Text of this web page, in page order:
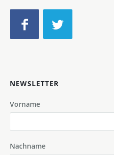
NEWSLETTER
Vorname
Nachname